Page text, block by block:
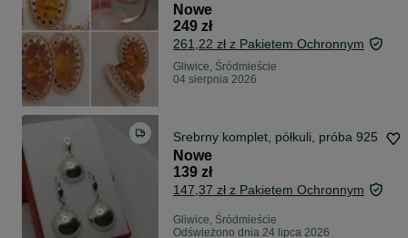
Nowe
249 zł
261,22 zł z Pakietem Ochronnym
Gliwice, Śródmieście
04 sierpnia 2026
Srebrny komplet, półkuli, próba 925
Nowe
139 zł
147,37 zł z Pakietem Ochronnym
Gliwice, Śródmieście
Odświeżono dnia 24 lipca 2026